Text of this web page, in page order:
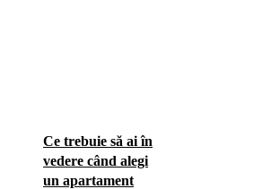
Ce trebuie să ai în
vedere când alegi
un apartament